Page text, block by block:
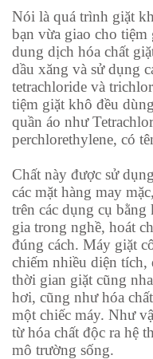
Nói là quá trình giặt
bạn vừa giao cho
dung dịch hóa chất
dầu xăng và sử dụng
tetrachloride và
tiệm giặt khô đều
quần áo như
perchlorethylene, có
Chất này được sử
các mặt hàng may
trên các dụng cụ
gia trong nghề, hoát
đúng cách. Máy giặt
chiếm nhiều diện tích,
thời gian giặt cũng
hơi, cũng như hóa
một chiếc máy. Như
từ hóa chất độc ra hệ
mô trường sống.